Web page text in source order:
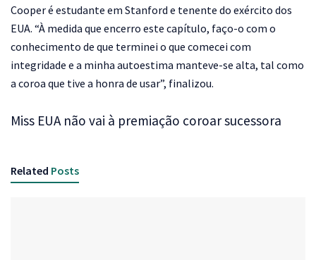
Cooper é estudante em Stanford e tenente do exército dos
EUA. “À medida que encerro este capítulo, faço-o com o
conhecimento de que terminei o que comecei com
integridade e a minha autoestima manteve-se alta, tal como
a coroa que tive a honra de usar”, finalizou.
Miss EUA não vai à premiação coroar sucessora
Related Posts